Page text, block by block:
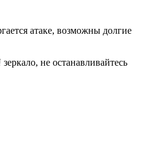
атаке, возможны долгие
не останавливайтесь